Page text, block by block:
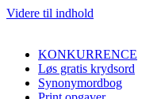
Videre til indhold
KONKURRENCE
Løs gratis krydsord
Synonymordbog